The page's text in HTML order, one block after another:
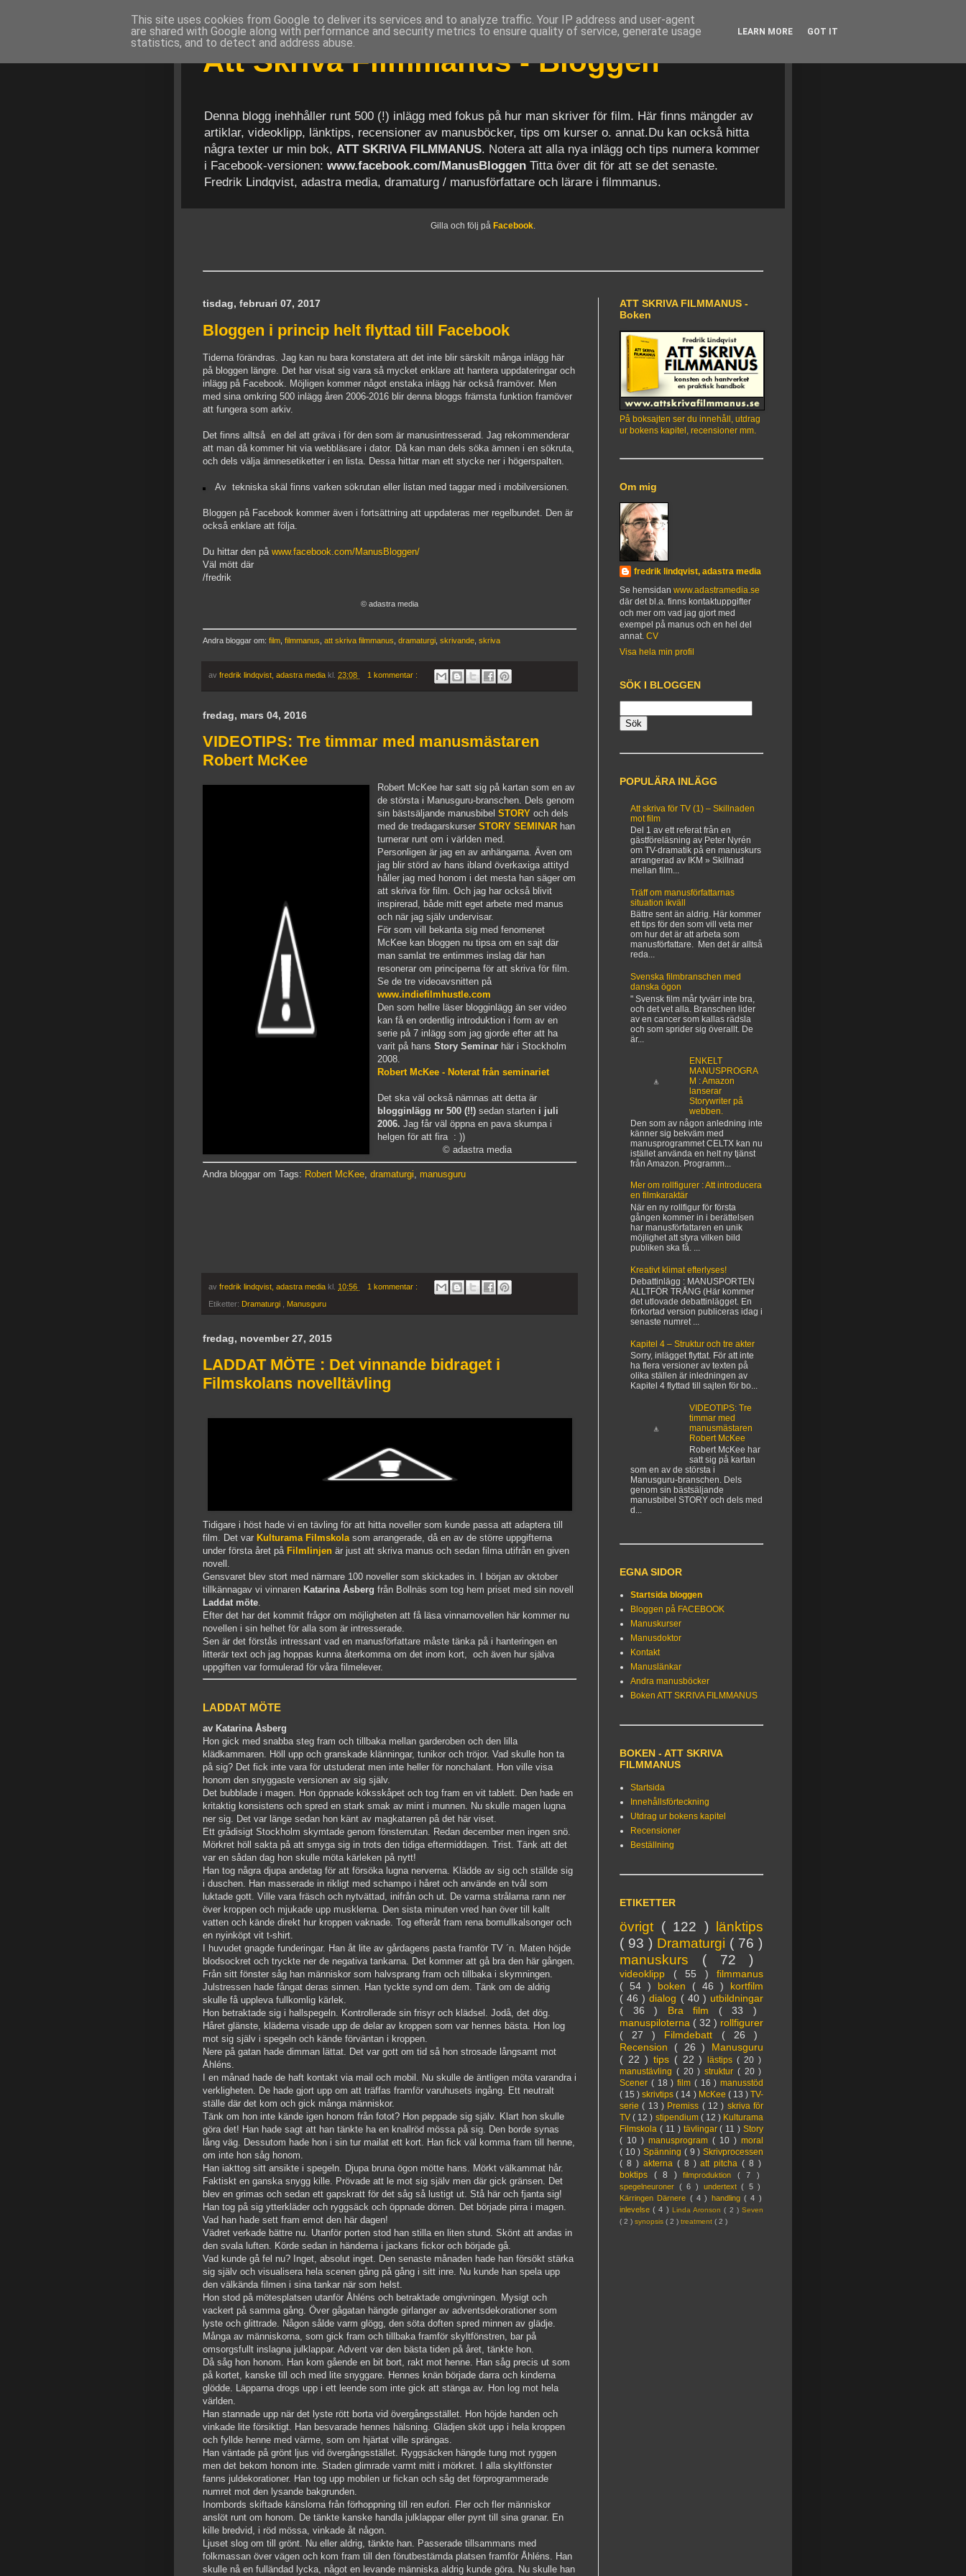
Att Skriva Filmmanus - Bloggen
Denna blogg inehhåller runt 500 (!) inlägg med fokus på hur man skriver för film. Här finns mängder av
artiklar, videoklipp, länktips, recensioner av manusböcker, tips om kurser o. annat.Du kan också hitta
några texter ur min bok, ATT SKRIVA FILMMANUS. Notera att alla nya inlägg och tips numera kommer
i Facebook-versionen: www.facebook.com/ManusBloggen Titta över dit för att se det senaste.
Fredrik Lindqvist, adastra media, dramaturg / manusförfattare och lärare i filmmanus.
Gilla och följ på Facebook.
tisdag, februari 07, 2017
Bloggen i princip helt flyttad till Facebook
Tiderna förändras. Jag kan nu bara konstatera att det inte blir särskilt många inlägg här
på bloggen längre. Det har visat sig vara så mycket enklare att hantera uppdateringar och
inlägg på Facebook. Möjligen kommer något enstaka inlägg här också framöver. Men
med sina omkring 500 inlägg åren 2006-2016 blir denna bloggs främsta funktion framöver
att fungera som arkiv.
Det finns alltså en del att gräva i för den som är manusintresserad. Jag rekommenderar
att man då kommer hit via webbläsare i dator. Då kan man dels söka ämnen i en sökruta,
och dels välja ämnesetiketter i en lista. Dessa hittar man ett stycke ner i högerspalten.
Av tekniska skäl finns varken sökrutan eller listan med taggar med i mobilversionen.
Bloggen på Facebook kommer även i fortsättning att uppdateras mer regelbundet. Den är
också enklare att följa.
Du hittar den på www.facebook.com/ManusBloggen/
Väl mött där
/fredrik
© adastra media
Andra bloggar om: film filmmanus att skriva filmmanus dramaturgi skrivande skriva
av fredrik lindqvist, adastra media kl. 23:08 1 kommentar :
fredag, mars 04, 2016
VIDEOTIPS: Tre timmar med manusmästaren
Robert McKee
Robert McKee har satt sig på kartan som en av
de största i Manusguru-branschen. Dels genom
sin bästsäljande manusbibel STORY och dels
med de tredagarskurser STORY SEMINAR han
turnerar runt om i världen med.
Personligen är jag en av anhängarna. Även om
jag blir störd av hans ibland överkaxiga attityd
håller jag med honom i det mesta han säger om
att skriva för film. Och jag har också blivit
inspirerad, både mitt eget arbete med manus
och när jag själv undervisar.
För som vill bekanta sig med fenomenet
McKee kan bloggen nu tipsa om en sajt där
man samlat tre entimmes inslag där han
resonerar om principerna för att skriva för film.
Se de tre videoavsnitten på
www.indiefilmhustle.com
Den som hellre läser blogginlägg än ser video
kan få en ordentlig introduktion i form av en
serie på 7 inlägg som jag gjorde efter att ha
varit på hans Story Seminar här i Stockholm
2008.
Robert McKee - Noterat från seminariet
Det ska väl också nämnas att detta är
blogginlägg nr 500 (!!) sedan starten i juli
2006. Jag får väl öppna en pava skumpa i
helgen för att fira : ))
© adastra media
Andra bloggar om Tags: Robert McKee dramaturgi manusguru
av fredrik lindqvist, adastra media kl. 10:56 1 kommentar :
Etiketter: Dramaturgi Manusguru
fredag, november 27, 2015
LADDAT MÖTE : Det vinnande bidraget i
Filmskolans novelltävling
Tidigare i höst hade vi en tävling för att hitta noveller som kunde passa att adaptera till
film. Det var Kulturama Filmskola som arrangerade, då en av de större uppgifterna
under första året på Filmlinjen är just att skriva manus och sedan filma utifrån en given
novell.
Gensvaret blev stort med närmare 100 noveller som skickades in. I början av oktober
tillkännagav vi vinnaren Katarina Åsberg från Bollnäs som tog hem priset med sin novell
Laddat möte
Efter det har det kommit frågor om möjligheten att få läsa vinnarnovellen här kommer nu
novellen i sin helhet för alla som är intresserade.
Sen är det förstås intressant vad en manusförfattare måste tänka på i hanteringen en
litterär text och jag hoppas kunna återkomma om det inom kort, och även hur själva
uppgiften var formulerad för våra filmelever.
LADDAT MÖTE
av Katarina Åsberg
Hon gick med snabba steg fram och tillbaka mellan garderoben och den lilla
klädkammaren. Höll upp och granskade klänningar, tunikor och tröjor. Vad skulle hon ta
på sig? Det fick inte vara för utstuderat men inte heller för nonchalant. Hon ville visa
honom den snyggaste versionen av sig själv.
Det bubblade i magen. Hon öppnade köksskåpet och tog fram en vit tablett. Den hade en
kritaktig konsistens och spred en stark smak av mint i munnen. Nu skulle magen lugna
ner sig. Det var länge sedan hon känt av magkatarren på det här viset.
Ett grådisigt Stockholm skymtade genom fönsterrutan. Redan december men ingen snö.
Mörkret höll sakta på att smyga sig in trots den tidiga eftermiddagen. Trist. Tänk att det
var en sådan dag hon skulle möta kärleken på nytt!
Han tog några djupa andetag för att försöka lugna nerverna. Klädde av sig och ställde sig
i duschen. Han masserade in rikligt med schampo i håret och använde en tvål som
luktade gott. Ville vara fräsch och nytvättad, inifrån och ut. De varma strålarna rann ner
över kroppen och mjukade upp musklerna. Den sista minuten vred han över till kallt
vatten och kände direkt hur kroppen vaknade. Tog efteråt fram rena bomullkalsonger och
en nyinköpt vit t-shirt.
I huvudet gnagde funderingar. Han åt lite av gårdagens pasta framför TV ´n. Maten höjde
blodsockret och tryckte ner de negativa tankarna. Det kommer att gå bra den här gången.
Från sitt fönster såg han människor som halvsprang fram och tillbaka i skymningen.
Julstressen hade fångat deras sinnen. Han tyckte synd om dem. Tänk om de aldrig
skulle få uppleva fullkomlig kärlek.
Hon betraktade sig i hallspegeln. Kontrollerade sin frisyr och klädsel. Jodå, det dög.
Håret glänste, kläderna visade upp de delar av kroppen som var hennes bästa. Hon log
mot sig själv i spegeln och kände förväntan i kroppen.
Nere på gatan hade dimman lättat. Det var gott om tid så hon strosade långsamt mot
Åhléns.
I en månad hade de haft kontakt via mail och mobil. Nu skulle de äntligen möta varandra i
verkligheten. De hade gjort upp om att träffas framför varuhusets ingång. Ett neutralt
ställe där det kom och gick många människor.
Tänk om hon inte kände igen honom från fotot? Hon peppade sig själv. Klart hon skulle
göra det! Han hade sagt att han tänkte ha en knallröd mössa på sig. Den borde synas
lång väg. Dessutom hade hon i sin tur mailat ett kort. Han fick väl komma fram till henne,
om inte hon såg honom.
Han iakttog sitt ansikte i spegeln. Djupa bruna ögon mötte hans. Mörkt välkammat hår.
Faktiskt en ganska snygg kille. Prövade att le mot sig själv men där gick gränsen. Det
blev en grimas och sedan ett gapskratt för det såg så lustigt ut. Stå här och fjanta sig!
Han tog på sig ytterkläder och ryggsäck och öppnade dörren. Det började pirra i magen.
Vad han hade sett fram emot den här dagen!
Vädret verkade bättre nu. Utanför porten stod han stilla en liten stund. Skönt att andas in
den svala luften. Körde sedan in händerna i jackans fickor och började gå.
Vad kunde gå fel nu? Inget, absolut inget. Den senaste månaden hade han försökt stärka
sig själv och visualisera hela scenen gång på gång i sitt inre. Nu kunde han spela upp
den välkända filmen i sina tankar när som helst.
Hon stod på mötesplatsen utanför Åhléns och betraktade omgivningen. Mysigt och
vackert på samma gång. Över gågatan hängde girlanger av adventsdekorationer som
lyste och glittrade. Någon sålde varm glögg, den söta doften spred minnen av glädje.
Många av människorna, som gick fram och tillbaka framför skyltfönstren, bar på
omsorgsfullt inslagna julklappar. Advent var den bästa tiden på året, tänkte hon.
Då såg hon honom. Han kom gående en bit bort, rakt mot henne. Han såg precis ut som
på kortet, kanske till och med lite snyggare. Hennes knän började darra och kinderna
glödde. Läpparna drogs upp i ett leende som inte gick att stänga av. Hon log mot hela
världen.
Han stannade upp när det lyste rött borta vid övergångsstället. Hon höjde handen och
vinkade lite försiktigt. Han besvarade hennes hälsning. Glädjen sköt upp i hela kroppen
och fyllde henne med värme, som om hjärtat ville sprängas.
Han väntade på grönt ljus vid övergångsstället. Ryggsäcken hängde tung mot ryggen
men det bekom honom inte. Staden glimrade varmt mitt i mörkret. I alla skyltfönster
fanns juldekorationer. Han tog upp mobilen ur fickan och såg det förprogrammerade
numret mot den lysande bakgrunden.
Inombords skiftade känslorna från förhoppning till ren eufori. Fler och fler människor
anslöt runt om honom. De tänkte kanske handla julklappar eller pynt till sina granar. En
kille bredvid, i röd mössa, vinkade åt någon.
Ljuset slog om till grönt. Nu eller aldrig, tänkte han. Passerade tillsammans med
folkmassan över vägen och kom fram till den förutbestämda platsen framför Åhléns. Han
skulle nå en fulländad lycka, något en levande människa aldrig kunde göra. Nu skulle han
ATT SKRIVA FILMMANUS -
Boken
På boksajten ser du innehåll, utdrag
ur bokens kapitel, recensioner mm.
Om mig
fredrik lindqvist, adastra media
Se hemsidan www.adastramedia.se
där det bl.a. finns kontaktuppgifter
och mer om vad jag gjort med
exempel på manus och en hel del
annat. CV
Visa hela min profil
SÖK I BLOGGEN
POPULÄRA INLÄGG
Att skriva för TV (1) – Skillnaden
mot film
Del 1 av ett referat från en
gästföreläsning av Peter Nyrén
om TV-dramatik på en manuskurs
arrangerad av IKM » Skillnad
mellan film...
Träff om manusförfattarnas
situation ikväll
Bättre sent än aldrig. Här kommer
ett tips för den som vill veta mer
om hur det är att arbeta som
manusförfattare. Men det är alltså
reda...
Svenska filmbranschen med
danska ögon
" Svensk film mår tyvärr inte bra,
och det vet alla. Branschen lider
av en cancer som kallas rädsla
och som sprider sig överallt. De
är...
ENKELT
MANUSPROGRA
M : Amazon
lanserar
Storywriter på
webben.
Den som av någon anledning inte
känner sig bekväm med
manusprogrammet CELTX kan nu
istället använda en helt ny tjänst
från Amazon. Programm...
Mer om rollfigurer : Att introducera
en filmkaraktär
När en ny rollfigur för första
gången kommer in i berättelsen
har manusförfattaren en unik
möjlighet att styra vilken bild
publiken ska få. ...
Kreativt klimat efterlyses!
Debattinlägg : MANUSPORTEN
ALLTFÖR TRÅNG (Här kommer
det utlovade debattinlägget. En
förkortad version publiceras idag i
senaste numret ...
Kapitel 4 – Struktur och tre akter
Sorry, inlägget flyttat. För att inte
ha flera versioner av texten på
olika ställen är inledningen av
Kapitel 4 flyttad till sajten för bo...
VIDEOTIPS: Tre
timmar med
manusmästaren
Robert McKee
Robert McKee har
satt sig på kartan
som en av de största i
Manusguru-branschen. Dels
genom sin bästsäljande
manusbibel STORY och dels med
d...
EGNA SIDOR
Startsida bloggen
Bloggen på FACEBOOK
Manuskurser
Manusdoktor
Kontakt
Manuslänkar
Andra manusböcker
Boken ATT SKRIVA FILMMANUS
BOKEN - ATT SKRIVA
FILMMANUS
Startsida
Innehållsförteckning
Utdrag ur bokens kapitel
Recensioner
Beställning
ETIKETTER
övrigt ( 122 ) länktips
( 93 ) Dramaturgi ( 76 )
manuskurs ( 72 )
videoklipp ( 55 ) filmmanus
( 54 ) boken ( 46 ) kortfilm
( 46 )dialog ( 40 ) utbildningar
( 36 ) Bra film ( 33 )
manuspiloterna ( 32 ) rollfigurer
( 27 ) Filmdebatt ( 26 )
Recension ( 26 ) Manusguru
( 22 ) tips ( 22 )lästips( 20 )
manustävling ( 20 ) struktur ( 20 )
Scener ( 18 ) film ( 16 ) manusstöd
( 15 )skrivtips( 14 ) McKee ( 13 )TV-
serie( 13 ) Premiss ( 12 ) skriva för
TV( 12 ) stipendium ( 12 ) Kulturama
Filmskola ( 11 ) tävlingar( 11 ) Story
( 10 ) manusprogram ( 10 ) moral
( 10 )Spänning ( 9 )Skrivprocessen
( 8 ) akterna ( 8 )att pitcha( 8 )
boktips ( 8 ) filmproduktion ( 7 )
spegelneuroner ( 6 ) undertext( 5 )
Kärringen Därnere ( 4 ) handling( 4 )
inlevelse( 4 ) Linda Aronson( 2 )Seven
( 2 ) synopsis ( 2 ) treatment ( 2 )
This site uses cookies from Google to deliver its services and to analyze traffic. Your IP address and user-agent
are shared with Google along with performance and security metrics to ensure quality of service, generate usage
statistics, and to detect and address abuse.
LEARN MORE GOT IT